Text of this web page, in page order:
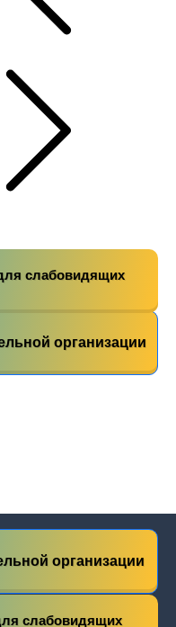
слабовидящих
организации
организации
слабовидящих